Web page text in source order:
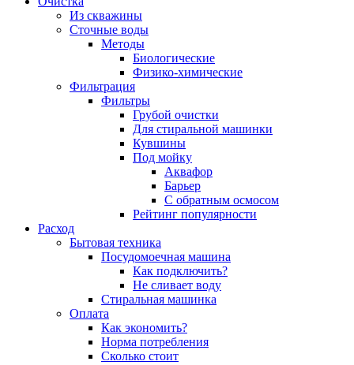
Из скважины
Сточные воды
Методы
Биологические
Физико-химические
Фильтрация
Фильтры
Грубой очистки
Для стиральной машинки
Кувшины
Под мойку
Аквафор
Барьер
С обратным осмосом
Рейтинг популярности
Расход
Бытовая техника
Посудомоечная машина
Как подключить?
Не сливает воду
Стиральная машинка
Оплата
Как экономить?
Норма потребления
Сколько стоит